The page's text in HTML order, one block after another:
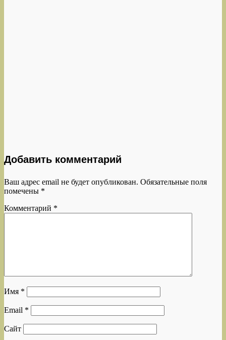
Добавить комментарий
Ваш адрес email не будет опубликован. Обязательные поля
помечены *
Комментарий *
Имя *
Email *
Сайт